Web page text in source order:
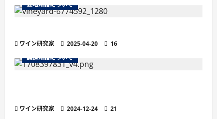
栽培用語について
ワイン研究家 2025-04-20
16
醸造用語について
ワイン研究家 2024-12-24 21